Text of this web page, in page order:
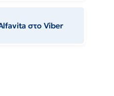
στο Viber